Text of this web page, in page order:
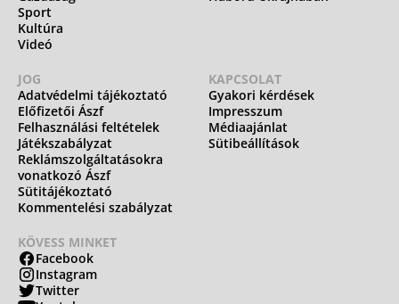
Sport
Kultúra
Videó
JOG
Adatvédelmi tájékoztató
Előfizetői Ászf
Felhasználási feltételek
Játékszabályzat
Reklámszolgáltatásokra
vonatkozó Ászf
Sütitájékoztató
Kommentelési szabályzat
KAPCSOLAT
Gyakori kérdések
Impresszum
Médiaajánlat
Sütibeállítások
KÖVESS MINKET
Facebook
Instagram
Twitter